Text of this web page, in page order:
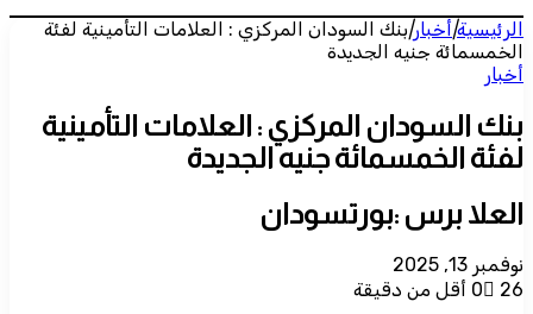
الرئيسية|أخبار|بنك السودان المركزي : العلامات التأمينية لفئة
الخمسمائة جنيه الجديدة
أخبار
بنك السودان المركزي : العلامات التأمينية
لفئة الخمسمائة جنيه الجديدة
العلا برس :بورتسودان
نوفمبر 13, 2025
0
26 أقل من دقيقة